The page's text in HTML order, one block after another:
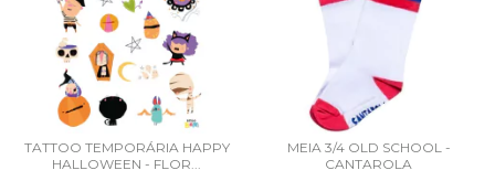
TATTOO TEMPORÁRIA HAPPY
HALLOWEEN - FLOR...
MEIA 3/4 OLD SCHOOL -
CANTAROLA